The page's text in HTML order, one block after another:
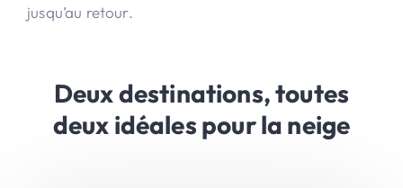
jusqu’au retour.
Deux destinations, toutes
deux idéales pour la neige